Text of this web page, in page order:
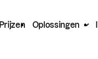
Prijzen Oplossingen